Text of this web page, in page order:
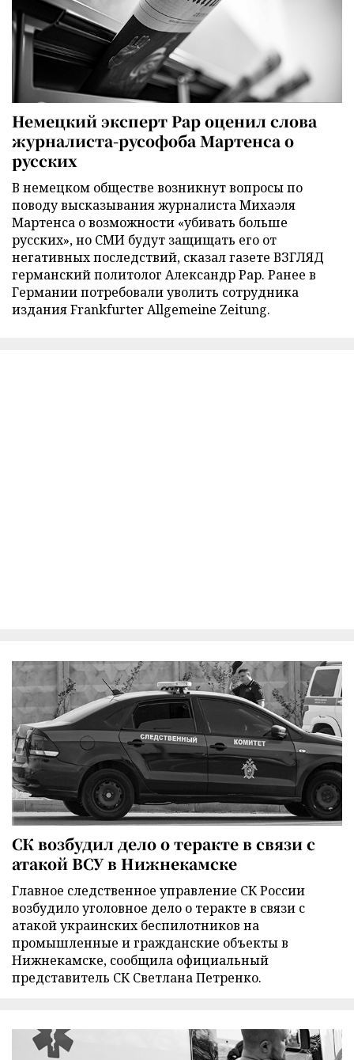
Немецкий эксперт Рар оценил слова
журналиста-русофоба Мартенса о
русских
В немецком обществе возникнут вопросы по
поводу высказывания журналиста Михаэля
Мартенса о возможности «убивать больше
русских», но СМИ будут защищать его от
негативных последствий, сказал газете ВЗГЛЯД
германский политолог Александр Рар. Ранее в
Германии потребовали уволить сотрудника
издания Frankfurter Allgemeine Zeitung.
СК возбудил дело о теракте в связи с
атакой ВСУ в Нижнекамске
Главное следственное управление СК России
возбудило уголовное дело о теракте в связи с
атакой украинских беспилотников на
промышленные и гражданские объекты в
Нижнекамске, сообщила официальный
представитель СК Светлана Петренко.